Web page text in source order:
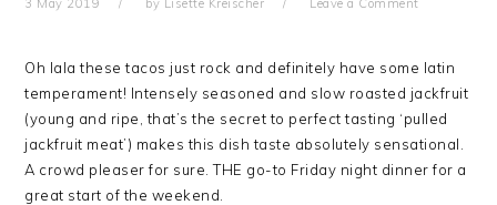
3 May 2019 by Lisette Kreischer Leave a Comment
Oh lala these tacos just rock and definitely have some latin
temperament! Intensely seasoned and slow roasted jackfruit
(young and ripe, that’s the secret to perfect tasting ‘pulled
jackfruit meat’) makes this dish taste absolutely sensational.
A crowd pleaser for sure. THE go-to Friday night dinner for a
great start of the weekend.